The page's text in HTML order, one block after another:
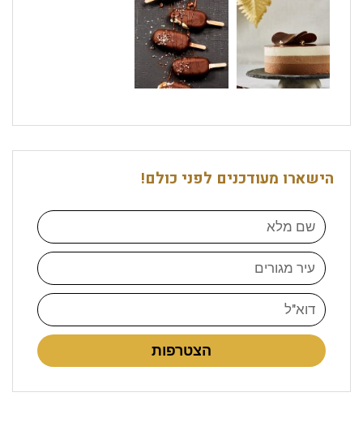
הישארו מעודכנים לפני כולם!
הצטרפות